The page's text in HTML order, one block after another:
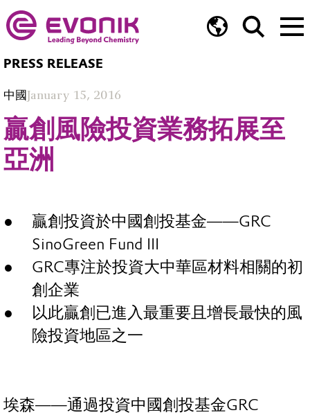
PRESS RELEASE
中國January 15, 2016
贏創風險投資業務拓展至
亞洲
贏創投資於中國創投基金——GRC
SinoGreen Fund III
GRC專注於投資大中華區材料相關的初
創企業
以此贏創已進入最重要且增長最快的風
險投資地區之一
埃森——通過投資中國創投基金GRC